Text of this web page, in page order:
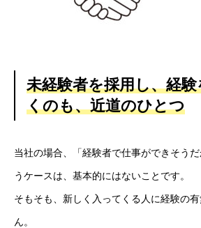
会社概要
コラム
未経験者を採用し、経
くのも、近道のひとつ
当社の場合、「経験者で仕事ができそう
うケースは、基本的にはないことです。
そもそも、新しく入ってくる人に経験の
ん。